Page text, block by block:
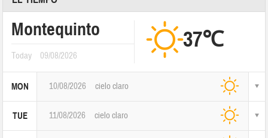
Montequinto
Today 09/08/2026
37℃
MON 10/08/2026 cielo claro
TUE 11/08/2026 cielo claro